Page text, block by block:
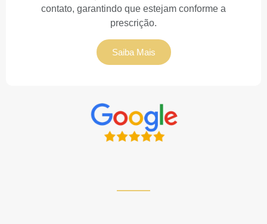
contato, garantindo que estejam conforme a
prescrição.
Saiba Mais